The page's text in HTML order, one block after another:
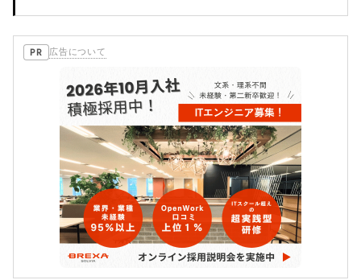
PR 広告について